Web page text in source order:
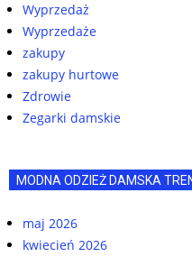
Wyprzedaż
Wyprzedaże
zakupy
zakupy hurtowe
Zdrowie
Zegarki damskie
MODNA ODZIEŻ DAMSKA
maj 2026
kwiecień 2026